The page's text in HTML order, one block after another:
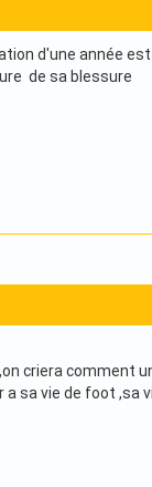
d'une année
de sa blessure
criera comment
a sa vie de foot ,sa